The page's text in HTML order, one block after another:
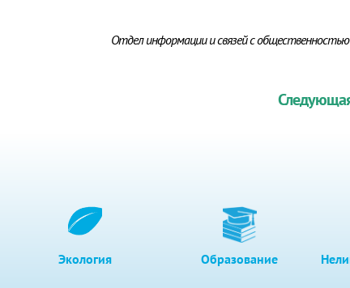
Отдел информации и связей с
Экология Образование